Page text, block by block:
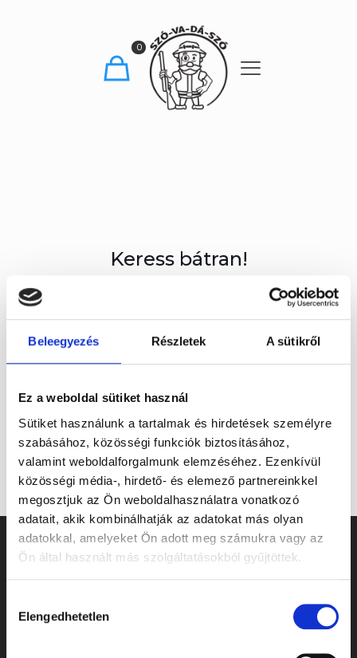
Beleegyezés Részletek A sütikről
Ez a weboldal sütiket használ
Sütiket használunk a tartalmak és hirdetések személyre
szabásához, közösségi funkciók biztosításához,
valamint weboldalforgalmunk elemzéséhez. Ezenkívül
közösségi média-, hirdető- és elemező partnereinkkel
megosztjuk az Ön weboldalhasználatra vonatkozó
adatait, akik kombinálhatják az adatokat más olyan
adatokkal, amelyeket Ön adott meg számukra vagy az
Ön által használt más szolgáltatásokból gyűjtöttek.
kiválasztása
Elengedhetetlen
0
Keress bátran!
Ha kérdésed van, vagy segítségre lenne szükséged, akkor az
kapcsolat@szovadaszo.hu
Navigáció